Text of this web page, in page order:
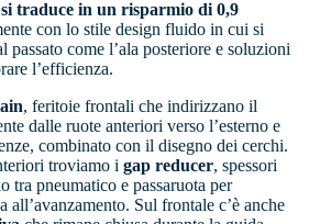
si traduce in un risparmio di 0,9
con lo stile design fluido in cui si
passato come l’ala posteriore e soluzioni
l’efficienza.
, feritoie frontali che indirizzano il
dalle ruote anteriori verso l’esterno e
combinato con il disegno dei cerchi.
troviamo i gap reducer, spessori
tra pneumatico e passaruota per
all’avanzamento. Sul frontale c’è anche